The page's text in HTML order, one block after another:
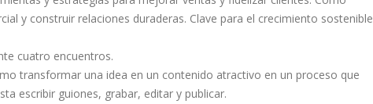
y construir relaciones duraderas. Clave para el crecimiento sostenible
cuatro encuentros.
transformar una idea en un contenido atractivo en un proceso que
escribir guiones, grabar, editar y publicar.